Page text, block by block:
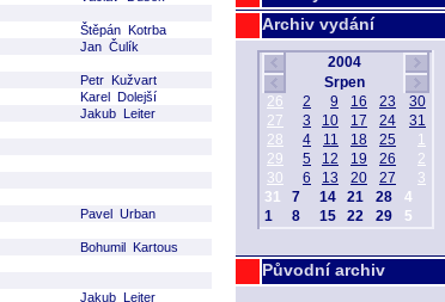
Archiv vydání
Původní archiv
Štěpán Kotrba
Jan Čulík
Petr Kužvart
Karel Dolejší
Jakub Leiter
Pavel Urban
Bohumil Kartous
Jakub Leiter